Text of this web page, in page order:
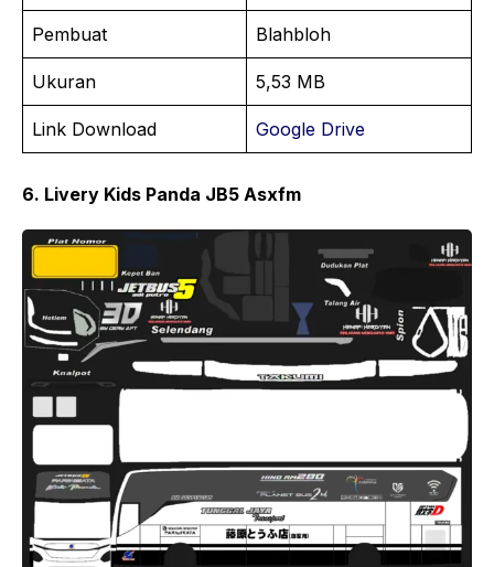
Pembuat Blahbloh
Ukuran 5,53 MB
Link Download Google Drive
6. Livery Kids Panda JB5 Asxfm